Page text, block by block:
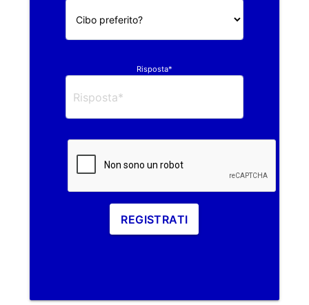
Risposta*
REGISTRATI